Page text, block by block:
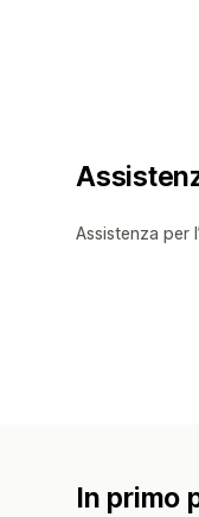
Assistenza per
In primo